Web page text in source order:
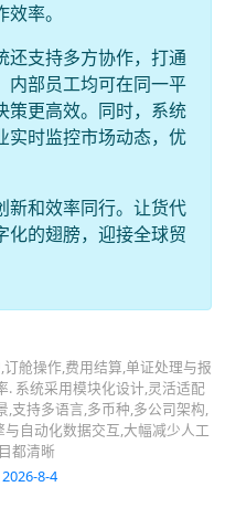
率。
还支持多方协作，打通
内部员工均可在同一平
策更高效。同时，系统
实时监控市场动态，优
新和效率同行。让货代
化的翅膀，迎接全球贸
舱操作,费用结算,单证处理与报
. 系统采用模块化设计,灵活适配
,支持多语言,多币种,多公司架构,
自动化数据交互,大幅减少人工
都清晰
8-4